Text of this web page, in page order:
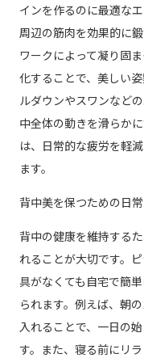
インを作るのに最適な
周辺の筋肉を効果的に
ワークによって凝り固
化することで、美しい
ルダウンやスワンなど
中全体の動きを滑らか
は、日常的な疲労を軽
ます。
背中美を保つための日
背中の健康を維持する
れることが大切です。
具がなくても自宅で簡
られます。例えば、朝
入れることで、一日の
す。また、寝る前にリ